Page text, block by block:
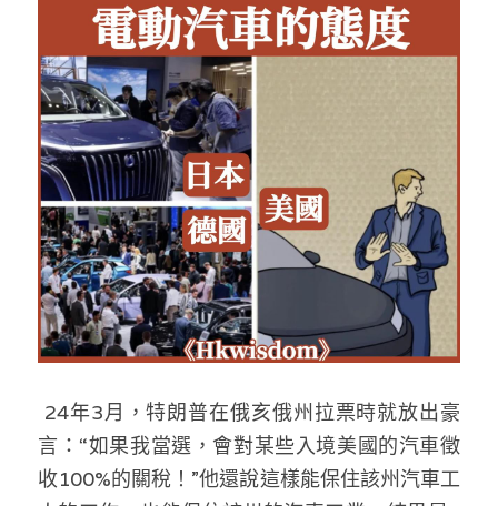
言：“如果我當選，會對某些入境美國的汽車徵
收100%的關稅！”他還說這樣能保住該州汽車工